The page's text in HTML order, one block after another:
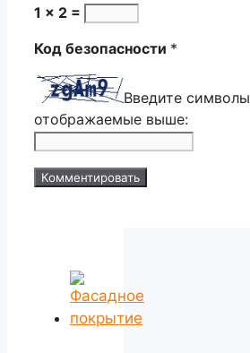
1 × 2 =
Код безопасности *
Введите символы
отображаемые выше: